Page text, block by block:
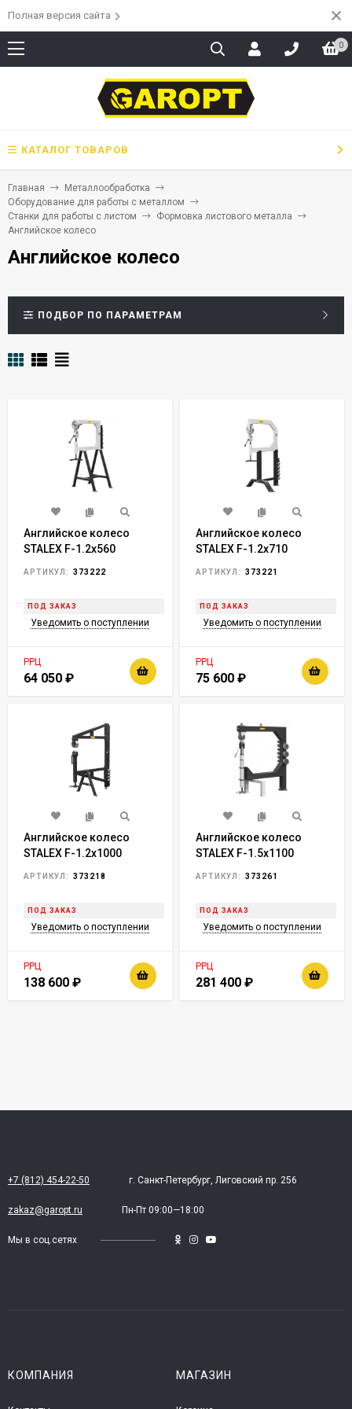
Полная версия сайта
0
КАТАЛОГ ТОВАРОВ
Главная
Металлообработка
Оборудование для работы с металлом
Станки для работы с листом
Формовка листового металла
Английское колесо
Английское колесо
ПОДБОР ПО ПАРАМЕТРАМ
Английское колесо
STALEX F-1.2х560
АРТИКУЛ: 373222
ПОД ЗАКАЗ
Уведомить о поступлении
РРЦ
64 050 ₽
Английское колесо
STALEX F-1.2х710
АРТИКУЛ: 373221
ПОД ЗАКАЗ
Уведомить о поступлении
РРЦ
75 600 ₽
Английское колесо
STALEX F-1.2х1000
АРТИКУЛ: 373218
ПОД ЗАКАЗ
Уведомить о поступлении
РРЦ
138 600 ₽
Английское колесо
STALEX F-1.5х1100
АРТИКУЛ: 373261
ПОД ЗАКАЗ
Уведомить о поступлении
РРЦ
281 400 ₽
+7 (812) 454-22-50 г. Санкт-Петербург, Лиговский пр. 256
zakaz@garopt.ru Пн-Пт 09:00—18:00
Мы в соц.сетях
КОМПАНИЯ МАГАЗИН